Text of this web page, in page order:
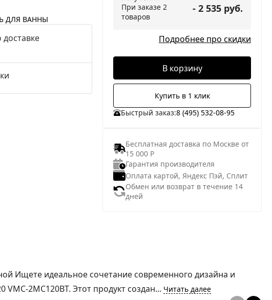
ДЛЯ ВАННЫ
При заказе 2
товаров
- 2 535 руб.
Подробнее про скидки
В корзину
Купить в 1 клик
Быстрый заказ:8 (495) 532-08-95
Бесплатная доставка по Москве от
15 000 Р
Гарантия производителя
Оплата картой, Яндекс Пэй, Сплит
Обмен или возврат в течение 14
дней
Ищете идеальное сочетание современного дизайна и
2MC120BT. Этот продукт создан... Читать далее